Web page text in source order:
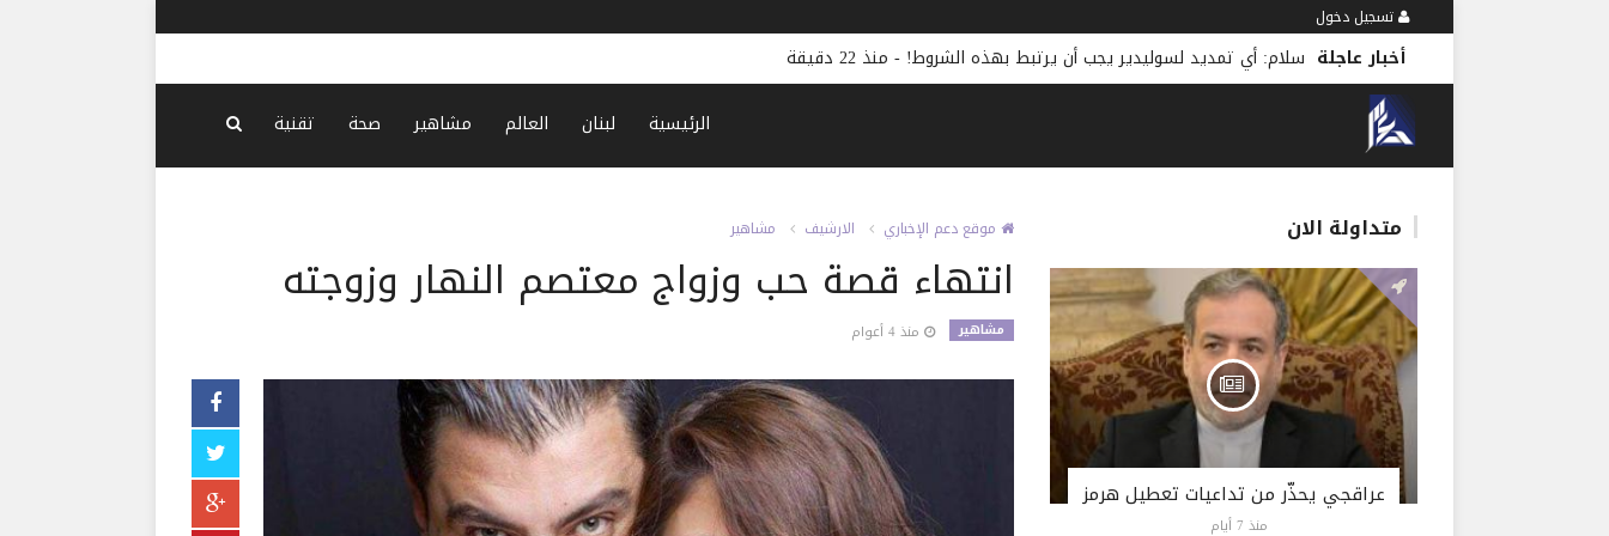
تسجيل دخول
أخبار عاجلة سلام: أي تمديد لسوليدير يجب أن يرتبط بهذه الشروط! - منذ 22 دقيقة
الرئيسية لبنان العالم مشاهير صحة تقنية
موقع دعم الإخباري الارشيف مشاهير
انتهاء قصة حب وزواج معتصم النهار وزوجته
مشاهير منذ 4 أعوام
متداولة الان
عراقجي يحذّر من تداعيات تعطيل هرمز
منذ 7 أيام